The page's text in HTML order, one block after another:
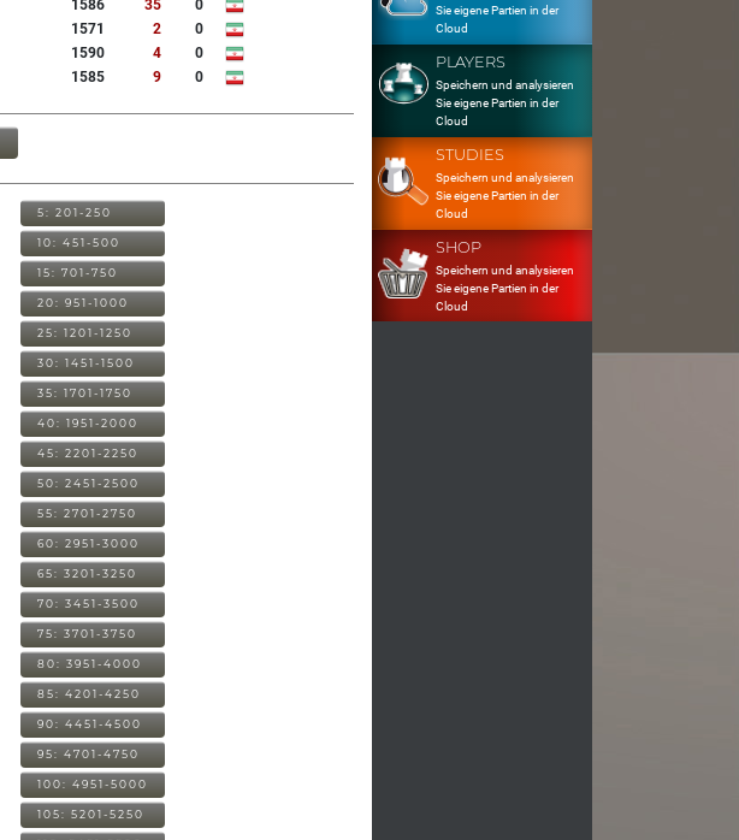
1586 35
0
1571 2
0
1590 4
0
1585 9 0
5: 201-250
10: 451-500
15: 701-750
20: 951-1000
25: 1201-1250
30: 1451-1500
35: 1701-1750
40: 1951-2000
45: 2201-2250
50: 2451-2500
55: 2701-2750
60: 2951-3000
65: 3201-3250
70: 3451-3500
75: 3701-3750
80: 3951-4000
85: 4201-4250
90: 4451-4500
95: 4701-4750
100: 4951-5000
105: 5201-5250
Sie eigene Partien in der
Cloud
PLAYERS
Speichern und analysieren
Sie eigene Partien in der
Cloud
STUDIES
Speichern und analysieren
Sie eigene Partien in der
Cloud
SHOP
Speichern und analysieren
Sie eigene Partien in der
Cloud